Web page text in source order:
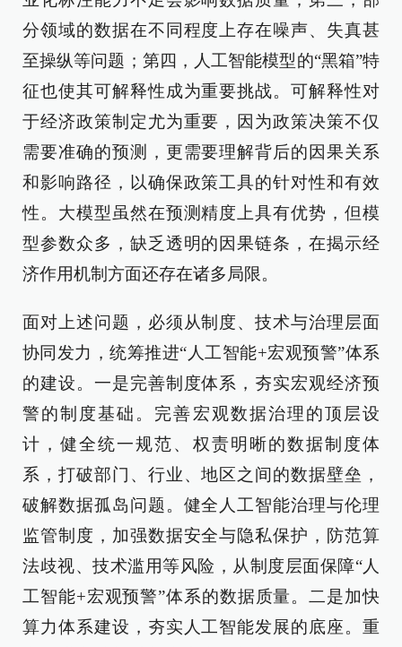
分领域的数据在不同程度上存在噪声、失真甚
至操纵等问题；第四，人工智能模型的“黑箱”特
征也使其可解释性成为重要挑战。可解释性对
于经济政策制定尤为重要，因为政策决策不仅
需要准确的预测，更需要理解背后的因果关系
和影响路径，以确保政策工具的针对性和有效
性。大模型虽然在预测精度上具有优势，但模
型参数众多，缺乏透明的因果链条，在揭示经
济作用机制方面还存在诸多局限。
面对上述问题，必须从制度、技术与治理层面
协同发力，统筹推进“人工智能+宏观预警”体系
的建设。一是完善制度体系，夯实宏观经济预
警的制度基础。完善宏观数据治理的顶层设
计，健全统一规范、权责明晰的数据制度体
系，打破部门、行业、地区之间的数据壁垒，
破解数据孤岛问题。健全人工智能治理与伦理
监管制度，加强数据安全与隐私保护，防范算
法歧视、技术滥用等风险，从制度层面保障“人
工智能+宏观预警”体系的数据质量。二是加快
算力体系建设，夯实人工智能发展的底座。重